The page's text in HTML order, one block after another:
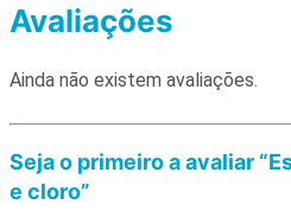
Avaliações
Ainda não existem avaliações.
Seja o primeiro a avaliar
e cloro”